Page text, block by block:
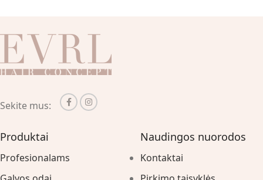
Sekite mus:
Produktai
Profesionalams
Naudingos nuorodos
Kontaktai